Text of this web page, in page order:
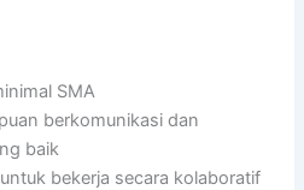
SMA
berkomunikasi dan
baik
bekerja secara kolaboratif